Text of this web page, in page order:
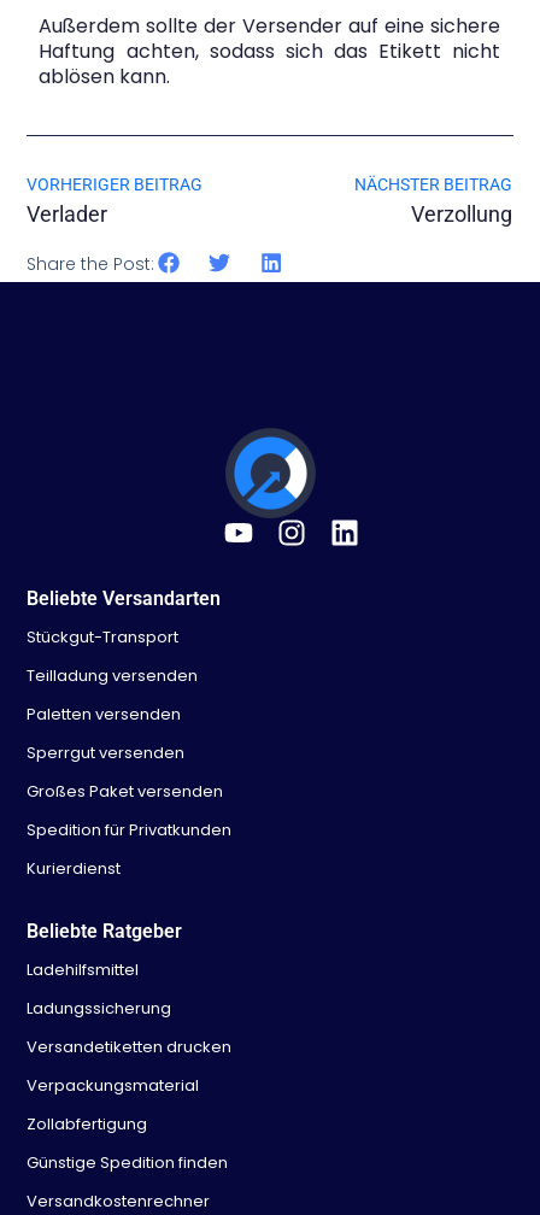
Außerdem sollte der Versender auf eine sichere
Haftung achten, sodass sich das Etikett nicht
ablösen kann.
VORHERIGER BEITRAG
Verlader
NÄCHSTER BEITRAG
Verzollung
Share the Post:
Beliebte Versandarten
Stückgut-Transport
Teilladung versenden
Paletten versenden
Sperrgut versenden
Großes Paket versenden
Spedition für Privatkunden
Kurierdienst
Beliebte Ratgeber
Ladehilfsmittel
Ladungssicherung
Versandetiketten drucken
Verpackungsmaterial
Zollabfertigung
Günstige Spedition finden
Versandkostenrechner